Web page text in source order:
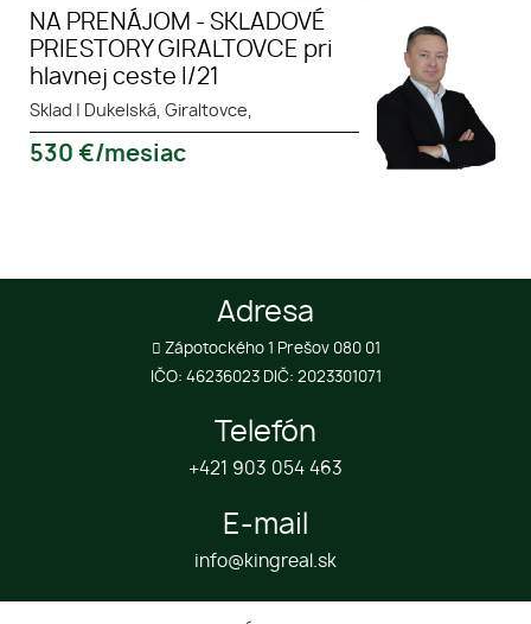
NA PRENÁJOM - SKLADOVÉ
PRIESTORY GIRALTOVCE pri
hlavnej ceste I/21
Sklad Dukelská, Giraltovce,
530 €/mesiac
Adresa
Zápotockého 1 Prešov 080 01
IČO: 46236023 DIČ: 2023301071
Telefón
+421 903 054 463
E-mail
info@kingreal.sk